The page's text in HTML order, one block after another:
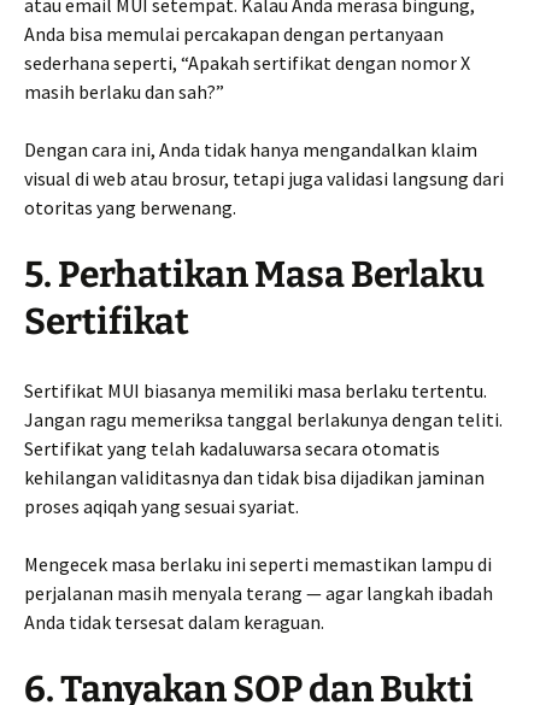
Anda bisa memulai percakapan dengan pertanyaan
sederhana seperti, “Apakah sertifikat dengan nomor X
masih berlaku dan sah?”
Dengan cara ini, Anda tidak hanya mengandalkan klaim
visual di web atau brosur, tetapi juga validasi langsung dari
otoritas yang berwenang.
5. Perhatikan Masa Berlaku
Sertifikat
Sertifikat MUI biasanya memiliki masa berlaku tertentu.
Jangan ragu memeriksa tanggal berlakunya dengan teliti.
Sertifikat yang telah kadaluwarsa secara otomatis
kehilangan validitasnya dan tidak bisa dijadikan jaminan
proses aqiqah yang sesuai syariat.
Mengecek masa berlaku ini seperti memastikan lampu di
perjalanan masih menyala terang — agar langkah ibadah
Anda tidak tersesat dalam keraguan.
6. Tanyakan SOP dan Bukti